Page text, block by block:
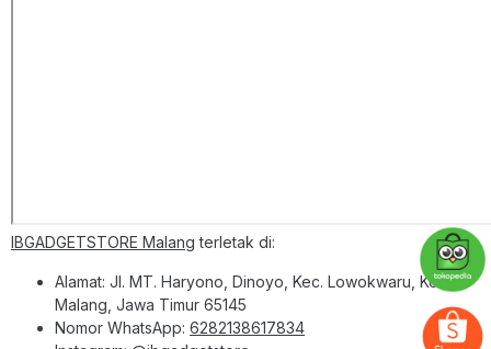
IBGADGETSTORE Malang terletak di:
Alamat: Jl. MT. Haryono, Dinoyo, Kec. Lowokwaru, Kota
Malang, Jawa Timur 65145
Nomor WhatsApp: 6282138617834